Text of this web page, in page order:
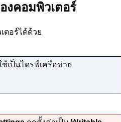
งคอมพิวเตอร์
ตอร์ได้ด้วย
เป็นไดรฟ์เครือข่าย